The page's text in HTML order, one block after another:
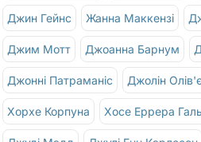
Джин Гейнс Жанна Маккензі
Джим Мотт Джоанна Барнум
Джонні Патраманіс Джолін Олів'є
Хорхе Корпуна Хосе Еррера